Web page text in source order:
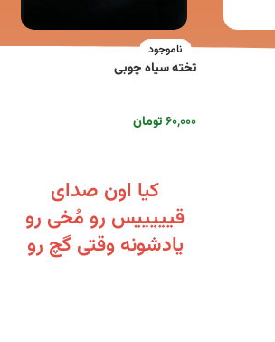
ناموجود
تخته سیاه چوبی
۶۰,۰۰۰تومان
کیا اون صدای
قیییییس رو مُخی رو
یادشونه وقتی گچ رو